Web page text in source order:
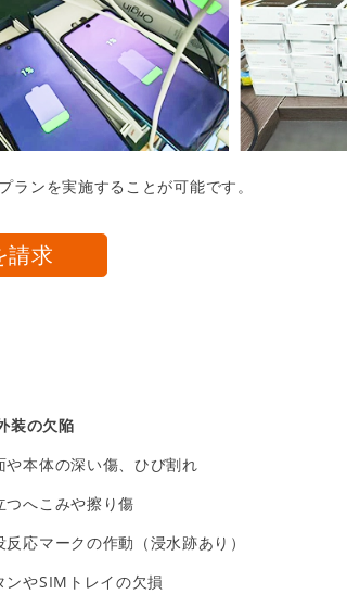
ンを実施することが可能です。
請求
装の欠陥
や本体の深い傷、ひび割れ
つへこみや擦り傷
反応マークの作動（浸水跡あり）
ンやSIMトレイの欠損